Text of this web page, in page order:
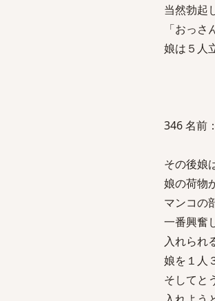
当然勃起
「おっ
娘は５人
346 名前
その後娘
娘の荷物
マンコの
一番興奮
入れられ
娘を１人
そしてと